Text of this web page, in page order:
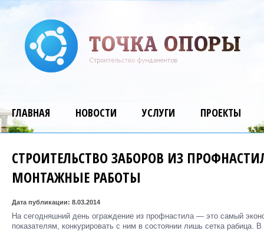
ГЛАВНАЯ НОВОСТИ УСЛУГИ ПРОЕКТЫ
СТРОИТЕЛЬСТВО ЗАБОРОВ ИЗ
МОНТАЖНЫЕ РАБОТЫ
Дата публикации: 8.03.2014
На сегодняшний день ограждение из профнастила — это самый
показателям, конкурировать с ним в состоянии лишь сетка рабица.